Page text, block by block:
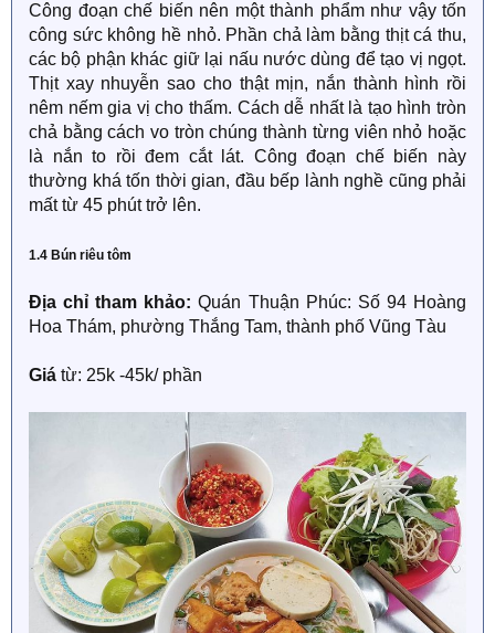
Công đoạn chế biến nên một thành phẩm như vậy tốn
công sức không hề nhỏ. Phần chả làm bằng thịt cá thu,
các bộ phận khác giữ lại nấu nước dùng để tạo vị ngọt.
Thịt xay nhuyễn sao cho thật mịn, nắn thành hình rồi
nêm nếm gia vị cho thấm. Cách dễ nhất là tạo hình tròn
chả bằng cách vo tròn chúng thành từng viên nhỏ hoặc
là nắn to rồi đem cắt lát. Công đoạn chế biến này
thường khá tốn thời gian, đầu bếp lành nghề cũng phải
mất từ 45 phút trở lên.
1.4 Bún riêu tôm
Địa chỉ tham khảo: Quán Thuận Phúc: Số 94 Hoàng
Hoa Thám, phường Thắng Tam, thành phố Vũng Tàu
Giá từ: 25k -45k/ phần